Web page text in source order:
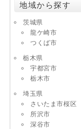
地域から探す
茨城県
龍ケ崎市
つくば市
栃木県
宇都宮市
栃木市
埼玉県
さいたま市桜区
所沢市
深谷市